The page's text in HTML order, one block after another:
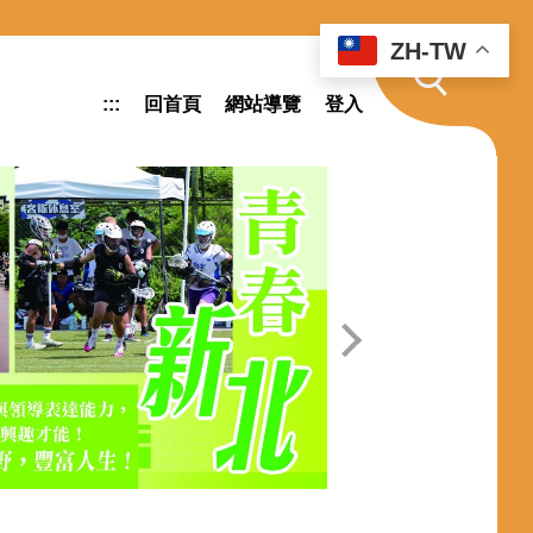
ZH-TW
::: 回首頁 網站導覽 登入